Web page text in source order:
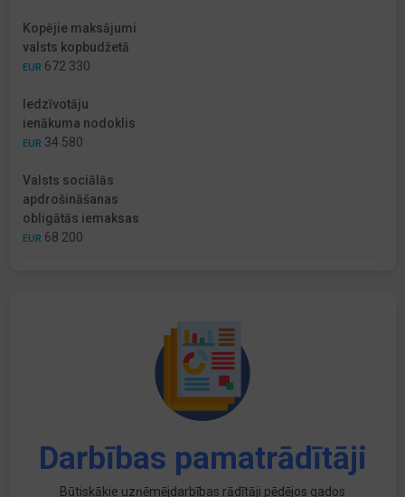
Kopējie maksājumi
valsts kopbudžetā
EUR 672 330
Iedzīvotāju
ienākuma nodoklis
EUR 34 580
Valsts sociālās
apdrošināšanas
obligātās iemaksas
EUR 68 200
Darbības pamatrādītāji
Būtiskākie uzņēmējdarbības rādītāji pēdējos gados